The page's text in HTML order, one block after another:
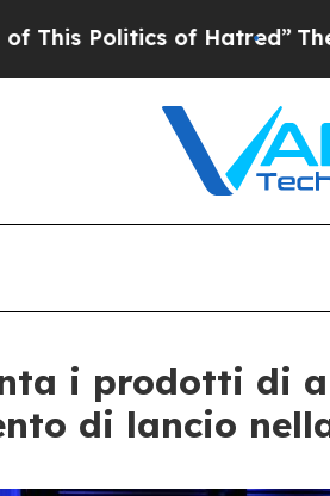
of Hatred”The Story
i prodotti di
di lancio